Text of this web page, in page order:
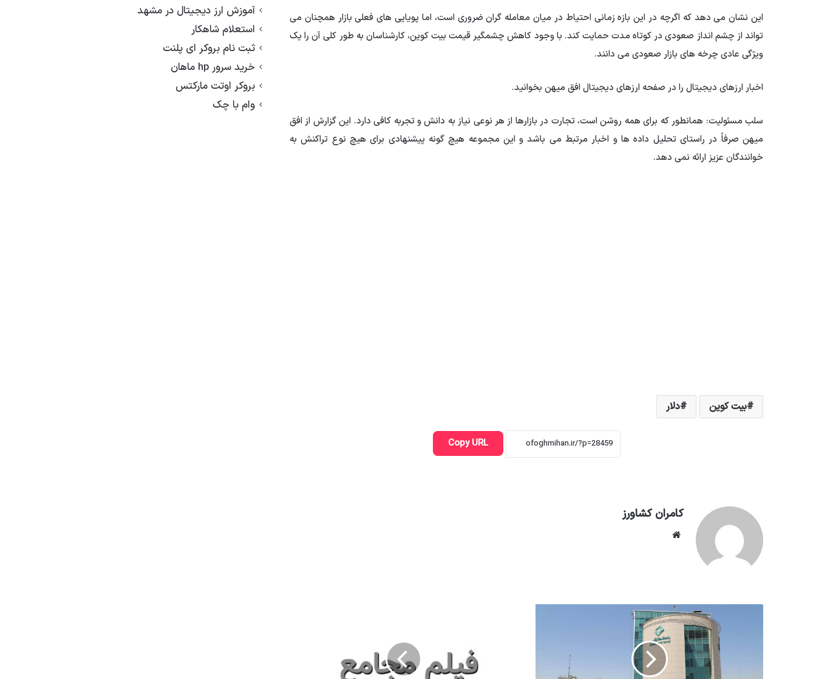
این نشان می دهد که اگرچه در این بازه زمانی احتیاط در میان معامله گران ضروری است، اما پویایی های فعلی بازار همچنان می
تواند از چشم انداز صعودی در کوتاه مدت حمایت کند. با وجود کاهش چشمگیر قیمت بیت کوین، کارشناسان به طور کلی آن را یک
ویژگی عادی چرخه های بازار صعودی می دانند.
اخبار ارزهای دیجیتال را در صفحه ارزهای دیجیتال افق میهن بخوانید.
سلب مسئولیت: همانطور که برای همه روشن است، تجارت در بازارها از هر نوعی نیاز به دانش و تجربه کافی دارد. این گزارش از افق
میهن صرفاً در راستای تحلیل داده ها و اخبار مرتبط می باشد و این مجموعه هیچ گونه پیشنهادی برای هیچ نوع تراکنش به
خوانندگان عزیز ارائه نمی دهد.
بیت کوین دلار
Copy URL
کامران کشاورز
آموزش ارز دیجیتال در مشهد
استعلام شاهکار
ثبت نام بروکر ای پلنت
خرید سرور hp ماهان
بروکر اوتت مارکتس
وام با چک